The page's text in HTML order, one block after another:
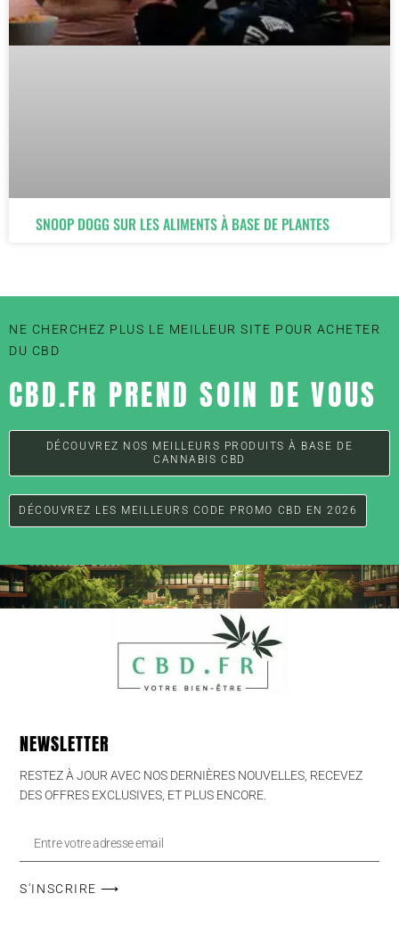
SNOOP DOGG SUR LES ALIMENTS À BASE DE PLANTES
NE CHERCHEZ PLUS LE MEILLEUR SITE POUR ACHETER
DU CBD
CBD.FR PREND SOIN DE VOUS
DÉCOUVREZ NOS MEILLEURS PRODUITS À BASE DE
CANNABIS CBD
DÉCOUVREZ LES MEILLEURS CODE PROMO CBD EN 2026
NEWSLETTER
RESTEZ À JOUR AVEC NOS DERNIÈRES NOUVELLES, RECEVEZ
DES OFFRES EXCLUSIVES, ET PLUS ENCORE.
S'INSCRIRE ⟶